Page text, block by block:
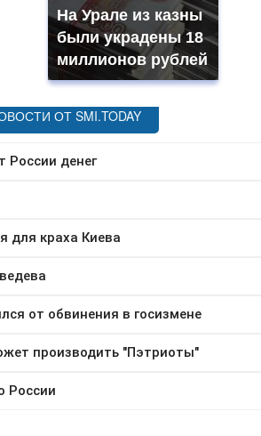
На Урале из казны
были украдены 18
миллионов рублей